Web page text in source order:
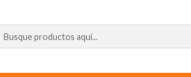
Alimento para Gatos Snacks